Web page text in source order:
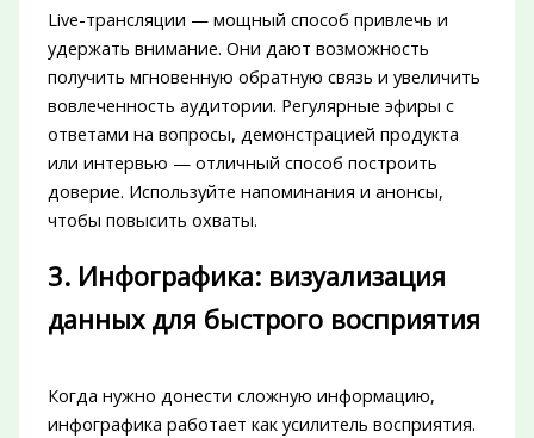
Live-трансляции — мощный способ привлечь и
удержать внимание. Они дают возможность
получить мгновенную обратную связь и увеличить
вовлеченность аудитории. Регулярные эфиры с
ответами на вопросы, демонстрацией продукта
или интервью — отличный способ построить
доверие. Используйте напоминания и анонсы,
чтобы повысить охваты.
3. Инфографика: визуализация
данных для быстрого восприятия
Когда нужно донести сложную информацию,
инфографика работает как усилитель восприятия.